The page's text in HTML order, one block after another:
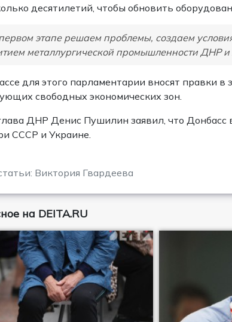
десятилетий, чтобы обновить
этапе решаем проблемы, создаем
металлургической промышленности ДНР
для этого парламентарии вносят правки в
свободных экономических зон.
ДНР Денис Пушилин заявил, что Донбасс
СССР и Украине.
Виктория Гвардеева
на DEITA.RU